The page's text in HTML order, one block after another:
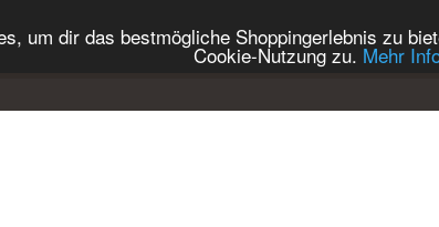
um dir das bestmögliche Shoppingerlebnis zu
Cookie-Nutzung zu. Mehr